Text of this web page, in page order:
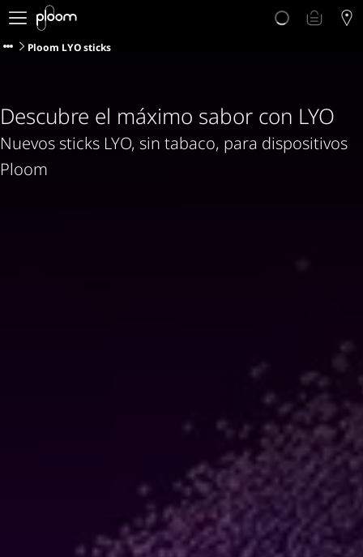
Descubre Ploom AURA
Tienda
Blog
Ayuda y soporte
Localiza tu tienda
Ploom LYO sticks
Descubre el máximo sabor con LYO
Nuevos sticks LYO, sin tabaco, para dispositivos
Ploom